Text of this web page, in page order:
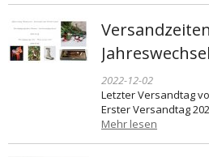
Jahreswechsel
2022-12-02
Letzter Versandtag
Erster Versandtag
Mehr lesen